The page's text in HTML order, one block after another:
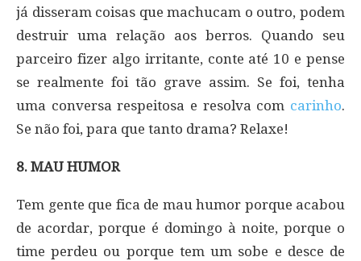
já disseram coisas que machucam o outro, podem
destruir uma relação aos berros. Quando seu
parceiro fizer algo irritante, conte até 10 e pense
se realmente foi tão grave assim. Se foi, tenha
uma conversa respeitosa e resolva com carinho.
Se não foi, para que tanto drama? Relaxe!
8. MAU HUMOR
Tem gente que fica de mau humor porque acabou
de acordar, porque é domingo à noite, porque o
time perdeu ou porque tem um sobe e desce de